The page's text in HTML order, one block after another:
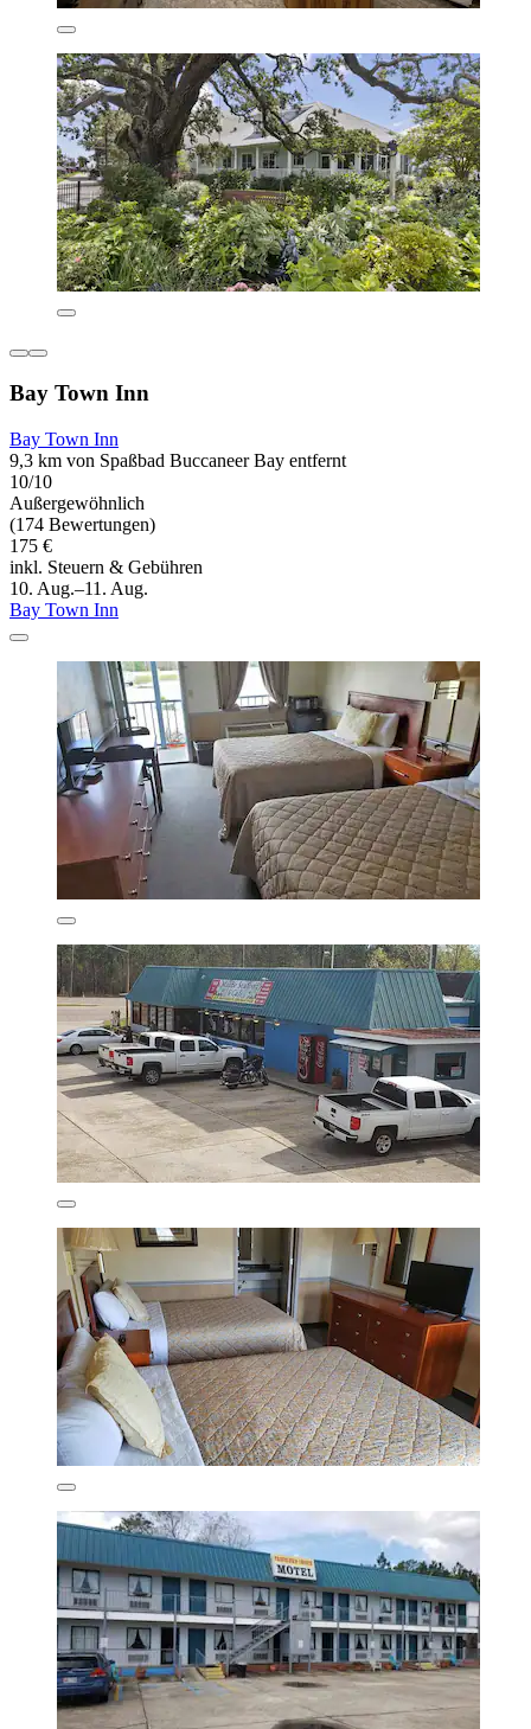
Bay Town Inn
Bay Town Inn
9,3 km von Spaßbad Buccaneer Bay entfernt
10/10
Außergewöhnlich
(174 Bewertungen)
175 €
inkl. Steuern & Gebühren
10. Aug.–11. Aug.
Bay Town Inn